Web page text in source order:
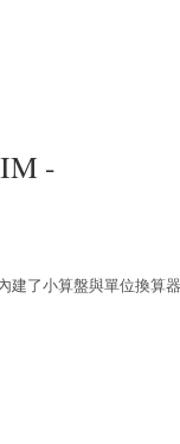
-
建了小算盤與單位換算